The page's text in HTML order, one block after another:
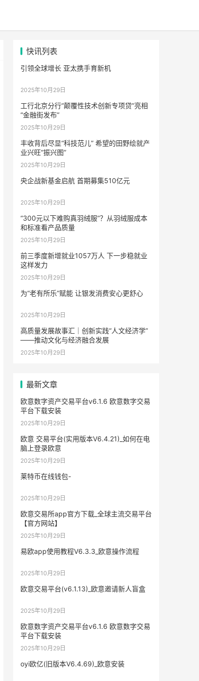
快讯列表
引领全球增长 亚太携手育新机
2025年10月29日
工行北京分行“颠覆性技术创新专项贷”亮相
“金融街发布”
2025年10月29日
丰收背后尽显“科技范儿” 希望的田野绘就产
业兴旺“振兴图”
2025年10月29日
央企战新基金启航 首期募集510亿元
2025年10月29日
“300元以下难购真羽绒服”？从羽绒服成本
和标准看产品质量
2025年10月29日
前三季度新增就业1057万人 下一步稳就业
这样发力
2025年10月29日
为“老有所乐”赋能 让银发消费安心更舒心
2025年10月29日
高质量发展故事汇｜创新实践“人文经济学”
——推动文化与经济融合发展
2025年10月29日
最新文章
欧意数字资产交易平台v6.1.6 欧意数字交易
平台下载安装
2025年10月29日
欧意 交易平台(实用版本V6.4.21)_如何在电
脑上登录欧意
2025年10月29日
莱特币在线钱包-
2025年10月29日
欧意交易所app官方下载_全球主流交易平台
【官方网站】
2025年10月29日
易欧app使用教程V6.3.3_欧意操作流程
2025年10月29日
欧意交易平台(v6.1.13)_欧意邀请新人盲盒
2025年10月29日
欧意数字资产交易平台v6.1.6 欧意数字交易
平台下载安装
2025年10月29日
oyi欧亿(旧版本V6.4.69)_欧意安装